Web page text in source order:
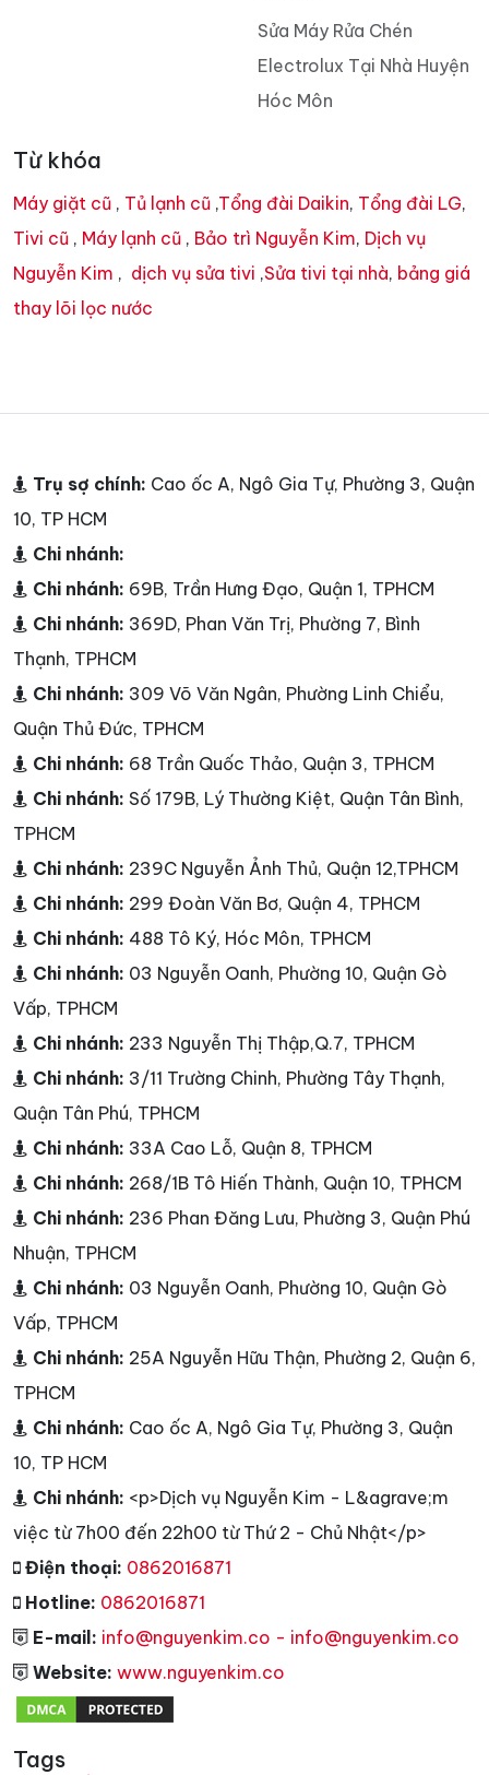
Sửa Máy Rửa Chén
Electrolux Tại Nhà Huyện
Hóc Môn
Từ khóa
Máy giặt cũ , Tủ lạnh cũ ,Tổng đài Daikin, Tổng đài LG,
Tivi cũ , Máy lạnh cũ , Bảo trì Nguyễn Kim, Dịch vụ
Nguyễn Kim , dịch vụ sửa tivi ,Sửa tivi tại nhà, bảng giá
thay lõi lọc nước
Trụ sợ chính: Cao ốc A, Ngô Gia Tự, Phường 3, Quận
10, TP HCM
Chi nhánh:
Chi nhánh: 69B, Trần Hưng Đạo, Quận 1, TPHCM
Chi nhánh: 369D, Phan Văn Trị, Phường 7, Bình
Thạnh, TPHCM
Chi nhánh: 309 Võ Văn Ngân, Phường Linh Chiểu,
Quận Thủ Đức, TPHCM
Chi nhánh: 68 Trần Quốc Thảo, Quận 3, TPHCM
Chi nhánh: Số 179B, Lý Thường Kiệt, Quận Tân Bình,
TPHCM
Chi nhánh: 239C Nguyễn Ảnh Thủ, Quận 12,TPHCM
Chi nhánh: 299 Đoàn Văn Bơ, Quận 4, TPHCM
Chi nhánh: 488 Tô Ký, Hóc Môn, TPHCM
Chi nhánh: 03 Nguyễn Oanh, Phường 10, Quận Gò
Vấp, TPHCM
Chi nhánh: 233 Nguyễn Thị Thập,Q.7, TPHCM
Chi nhánh: 3/11 Trường Chinh, Phường Tây Thạnh,
Quận Tân Phú, TPHCM
Chi nhánh: 33A Cao Lỗ, Quận 8, TPHCM
Chi nhánh: 268/1B Tô Hiến Thành, Quận 10, TPHCM
Chi nhánh: 236 Phan Đăng Lưu, Phường 3, Quận Phú
Nhuận, TPHCM
Chi nhánh: 03 Nguyễn Oanh, Phường 10, Quận Gò
Vấp, TPHCM
Chi nhánh: 25A Nguyễn Hữu Thận, Phường 2, Quận 6,
TPHCM
Chi nhánh: Cao ốc A, Ngô Gia Tự, Phường 3, Quận
10, TP HCM
Chi nhánh: <p>Dịch vụ Nguyễn Kim - L&agrave;m
việc từ 7h00 đến 22h00 từ Thứ 2 - Chủ Nhật</p>
Điện thoại: 0862016871
Hotline: 0862016871
E-mail: info@nguyenkim.co - info@nguyenkim.co
Website: www.nguyenkim.co
Tags